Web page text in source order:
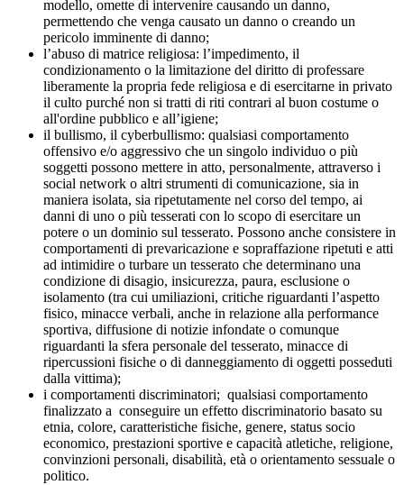
modello, omette di intervenire causando un danno,
permettendo che venga causato un danno o creando un
pericolo imminente di danno;
l’abuso di matrice religiosa: l’impedimento, il
condizionamento o la limitazione del diritto di professare
liberamente la propria fede religiosa e di esercitarne in privato
il culto purché non si tratti di riti contrari al buon costume o
all'ordine pubblico e all’igiene;
il bullismo, il cyberbullismo: qualsiasi comportamento
offensivo e/o aggressivo che un singolo individuo o più
soggetti possono mettere in atto, personalmente, attraverso i
social network o altri strumenti di comunicazione, sia in
maniera isolata, sia ripetutamente nel corso del tempo, ai
danni di uno o più tesserati con lo scopo di esercitare un
potere o un dominio sul tesserato. Possono anche consistere in
comportamenti di prevaricazione e sopraffazione ripetuti e atti
ad intimidire o turbare un tesserato che determinano una
condizione di disagio, insicurezza, paura, esclusione o
isolamento (tra cui umiliazioni, critiche riguardanti l’aspetto
fisico, minacce verbali, anche in relazione alla performance
sportiva, diffusione di notizie infondate o comunque
riguardanti la sfera personale del tesserato, minacce di
ripercussioni fisiche o di danneggiamento di oggetti posseduti
dalla vittima);
i comportamenti discriminatori; qualsiasi comportamento
finalizzato a conseguire un effetto discriminatorio basato su
etnia, colore, caratteristiche fisiche, genere, status socio
economico, prestazioni sportive e capacità atletiche, religione,
convinzioni personali, disabilità, età o orientamento sessuale o
politico.